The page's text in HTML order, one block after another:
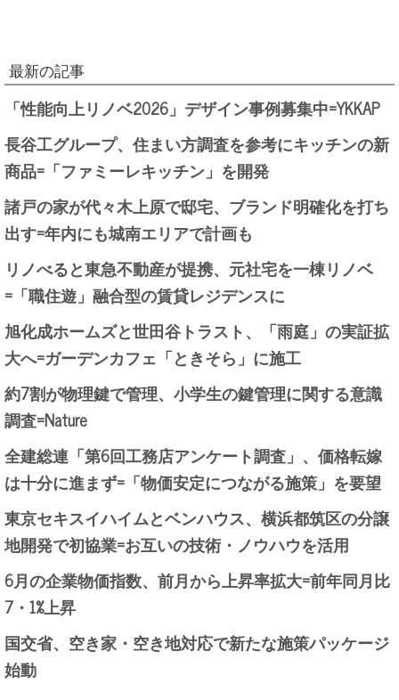
最新の記事
「性能向上リノベ2026」デザイン事例募集中=YKKAP
長谷工グループ、住まい方調査を参考にキッチンの新
商品=「ファミーレキッチン」を開発
諸戸の家が代々木上原で邸宅、ブランド明確化を打ち
出す=年内にも城南エリアで計画も
リノべると東急不動産が提携、元社宅を一棟リノベ
=「職住遊」融合型の賃貸レジデンスに
旭化成ホームズと世田谷トラスト、「雨庭」の実証拡
大へ=ガーデンカフェ「ときそら」に施工
約7割が物理鍵で管理、小学生の鍵管理に関する意識
調査=Nature
全建総連「第6回工務店アンケート調査」、価格転嫁
は十分に進まず=「物価安定につながる施策」を要望
東京セキスイハイムとベンハウス、横浜都筑区の分譲
地開発で初協業=お互いの技術・ノウハウを活用
6月の企業物価指数、前月から上昇率拡大=前年同月比
7・1%上昇
国交省、空き家・空き地対応で新たな施策パッケージ
始動